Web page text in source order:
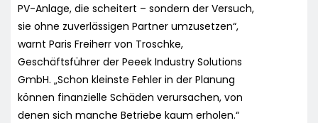
PV-Anlage, die scheitert – sondern der Versuch,
sie ohne zuverlässigen Partner umzusetzen“,
warnt Paris Freiherr von Troschke,
Geschäftsführer der Peeek Industry Solutions
GmbH. „Schon kleinste Fehler in der Planung
können finanzielle Schäden verursachen, von
denen sich manche Betriebe kaum erholen.“